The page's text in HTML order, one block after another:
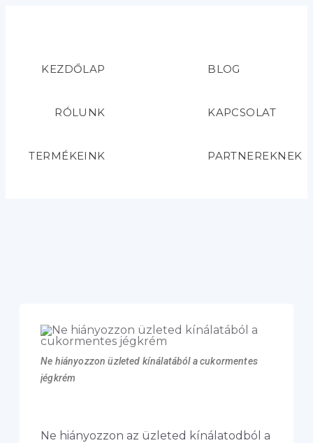
KEZDŐLAP
RÓLUNK
TERMÉKEINK
BLOG
KAPCSOLAT
PARTNEREKNEK
Ne hiányozzon üzleted kínálatából a cukormentes
jégkrém
Ne hiányozzon az üzleted kínálatodból a